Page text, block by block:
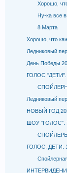
Хорошо,
Ну-ка все
8 Марта
Хорошо, что
Ледниковый
День Победы
ГОЛОС "ДЕТИ".
Ледниковый
НОВЫЙ ГОД
ШОУ "ГОЛОС".
ГОЛОС. ДЕТИ.